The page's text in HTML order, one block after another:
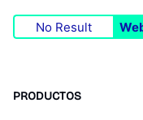
No Result
PRODUCTOS